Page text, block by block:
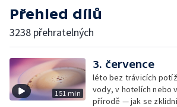
Přehled dílů
3238 přehratelných
151 min
3. července
léto bez trávicích
vody, v hotelích nebo
přírodě — jak se